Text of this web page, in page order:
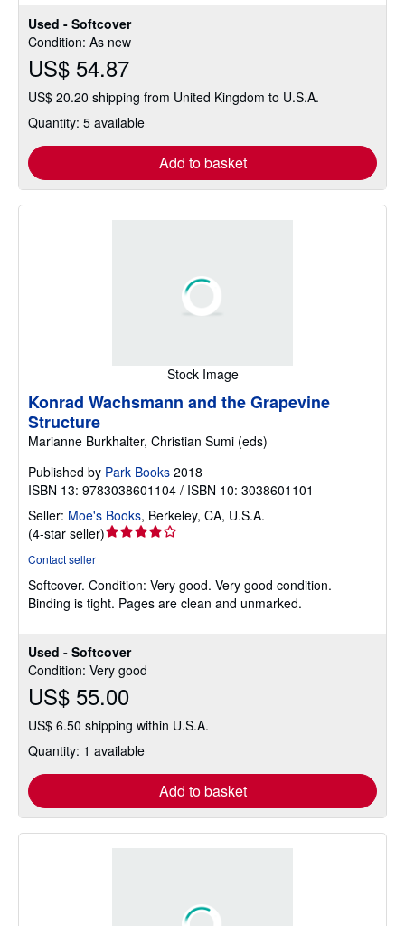
Used - Softcover
Condition: As new
US$ 54.87
US$ 20.20 shipping from United Kingdom to U.S.A.
Quantity: 5 available
Add to basket
Stock Image
Used - Softcover
Condition: Very good
US$ 55.00
US$ 6.50 shipping within U.S.A.
Quantity: 1 available
Add to basket
Konrad Wachsmann and the Grapevine
Structure
Marianne Burkhalter, Christian Sumi (eds)
Published by Park Books 2018
ISBN 13: 9783038601104 / ISBN 10: 3038601101
Seller: Moe's Books, Berkeley, CA, U.S.A.
(4-star seller)Seller
out
of
Contact seller
Softcover. Condition: Very good. Very good condition.
Binding is tight. Pages are clean and unmarked.